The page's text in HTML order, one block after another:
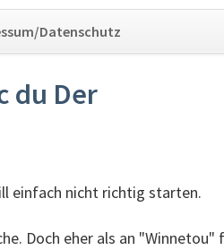
Datenschutz
du Der
einfach nicht richtig starten.
Doch eher als an